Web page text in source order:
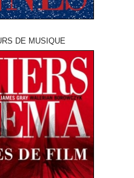
DE MUSIQUE